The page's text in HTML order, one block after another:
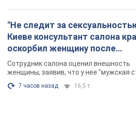
"Не следит за
Киеве консультант салона
оскорбил женщину после
химиотерапии, разгорелся
Фото
Сотрудник салона оценил внешность
женщины, заявив, что у нее "мужская
7 часов назад 16,5 т.